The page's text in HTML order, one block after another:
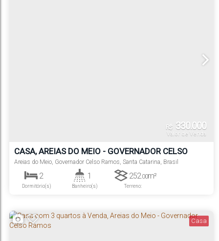
R$ 330.000
Valor de Venda
CASA, AREIAS DO MEIO - GOVERNADOR CELSO
RAMOS
Areias do Meio, Governador Celso Ramos, Santa Catarina, Brasil
2
Dormitório(s)
1
Banheiro(s) Terreno:
252 .00m²
Casa